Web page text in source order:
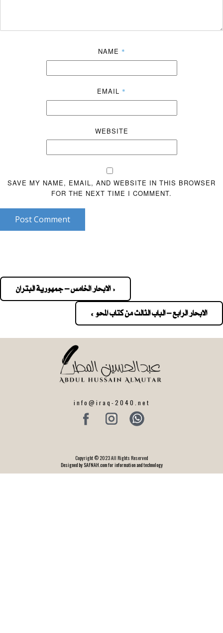
NAME *
EMAIL *
WEBSITE
SAVE MY NAME, EMAIL, AND WEBSITE IN THIS BROWSER
FOR THE NEXT TIME I COMMENT.
Post Comment
navigation
« الابحار الخامس – جمهورية البتران
الابحار الرابع – الباب الثالث من كتاب المحو »
info@iraq-2040.net
Copyright © 2023 All Rights Reserved
Designed by SAFNAH.com for information and technology